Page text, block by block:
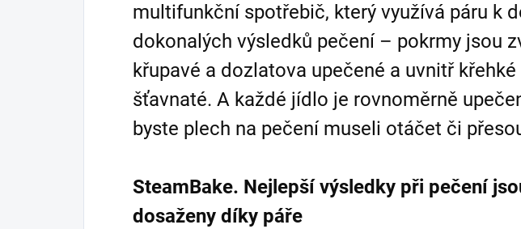
multifunkční spotřebič, který využívá páru k
dokonalých výsledků pečení – pokrmy jsou
křupavé a dozlatova upečené a uvnitř křehké
šťavnaté. A každé jídlo je rovnoměrně
byste plech na pečení museli otáčet či
SteamBake. Nejlepší výsledky při pečení
dosaženy díky páře